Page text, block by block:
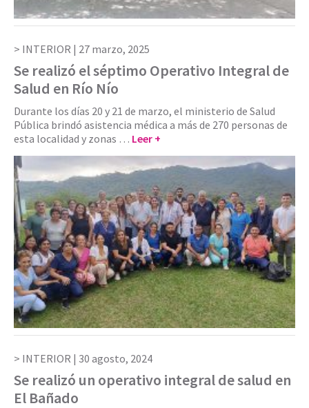
INTERIOR | 27 marzo, 2025
Se realizó el séptimo Operativo Integral de
Salud en Río Nío
Durante los días 20 y 21 de marzo, el ministerio de Salud
Pública brindó asistencia médica a más de 270 personas de
esta localidad y zonas … Leer +
INTERIOR | 30 agosto, 2024
Se realizó un operativo integral de salud en
El Bañado